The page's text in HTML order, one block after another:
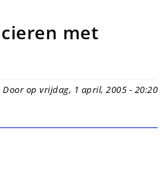
met
Door op vrijdag, 1 april, 2005 - 20:20